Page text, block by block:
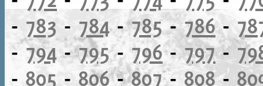
- 783 - 784-785-786-
-794-795-796-797-
- 805 - 806-807- 808-